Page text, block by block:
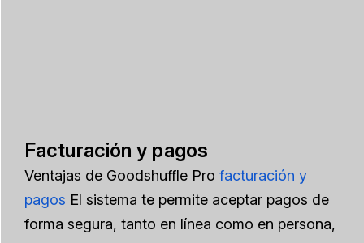
Facturación y pagos
Ventajas de Goodshuffle Pro facturación y
pagos El sistema te permite aceptar pagos de
forma segura, tanto en línea como en persona,